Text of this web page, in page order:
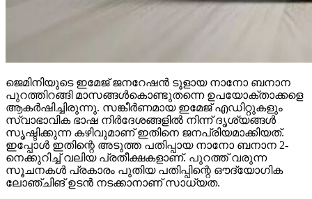
ജെമിനിയുടെ ഇമേജ് ജനറേഷന്‍ ടൂളായ നാനോ ബനാന
പുറത്തിറങ്ങി മാസങ്ങള്‍കൊണ്ടുതന്നെ ഉപയോക്താക്കളെ
ആകര്‍ഷിച്ചിരുന്നു. സങ്കീര്‍ണമായ ഇമേജ് എഡിറ്റുകളും
സ്വാഭാവിക ഭാഷ നിര്‍ദേശങ്ങളില്‍ നിന്ന് ദൃശ്യങ്ങള്‍
സൃഷ്ടിക്കുന്ന കഴിവുമാണ് ഇതിനെ ജനപ്രിയമാക്കിയത്.
ഇപ്പോള്‍ ഇതിന്റെ അടുത്ത പതിപ്പായ നാനോ ബനാന 2-
നെക്കുറിച്ച് വലിയ പ്രതീക്ഷകളാണ്. പുറത്ത് വരുന്ന
സൂചനകള്‍ പ്രകാരം പുതിയ പതിപ്പിന്റെ ഔദ്യോഗിക
ലോഞ്ചിങ് ഉടന്‍ നടക്കാനാണ് സാധ്യത.